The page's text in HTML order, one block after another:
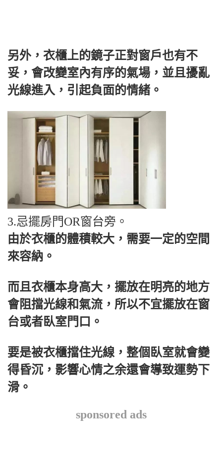
另外，衣櫃上的鏡子正對窗戶也有不
妥，會改變室內有序的氣場，並且擾亂
光線進入，引起負面的情緒。
3.忌擺房門OR窗台旁。
由於衣櫃的體積較大，需要一定的空間
來容納。
而且衣櫃本身高大，擺放在明亮的地方
會阻擋光線和氣流，所以不宜擺放在窗
台或者臥室門口。
要是被衣櫃擋住光線，整個臥室就會變
得昏沉，影響心情之余還會導致運勢下
滑。
sponsored ads